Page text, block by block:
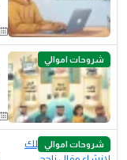
شروحات اموالي
شروحات اموالي